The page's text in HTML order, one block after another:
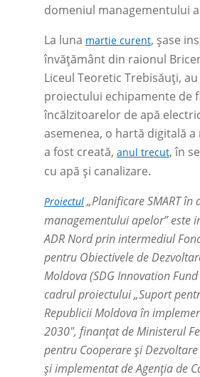
domeniul managementului
La luna martie curent, șase
învățământ din raionul
Liceul Teoretic Trebisăuți,
proiectului echipamente de
încălzitoarelor de apă
asemenea, o hartă digitală
a fost creată, anul trecut, în
cu apă și canalizare.
Proiectul„Planificare SMART în
managementului apelor” este
ADR Nord prin intermediul
pentru Obiectivele de
Moldova (SDG Innovation
cadrul proiectului „Suport
Republicii Moldova în
2030", finanțat de Ministerul
pentru Cooperare și
și implementat de Agenția de